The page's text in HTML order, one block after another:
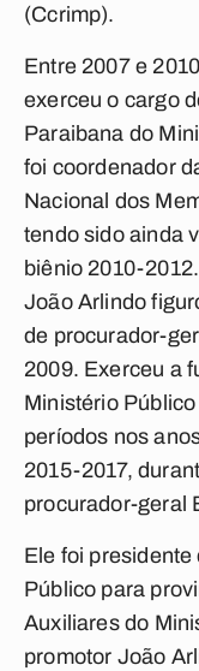
(Ccrimp).
Entre 2007 e
exerceu o cargo
Paraibana do
foi coordenador
Nacional dos
tendo sido ainda
biênio 2010-2012.
João Arlindo
de procurador-
2009. Exerceu a
Ministério
períodos nos
2015-2017,
procurador-geral
Ele foi
Público para
Auxiliares do
promotor João